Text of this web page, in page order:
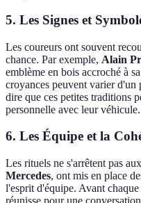
5. Les Signes et
Les coureurs ont souvent
chance. Par exemple, Alain
emblème en bois accroché à
croyances peuvent varier d'un
dire que ces petites traditions
personnelle avec leur véhicule.
6. Les Équipe et la
Les rituels ne s'arrêtent pas
Mercedes, ont mis en place
l'esprit d'équipe. Avant
réunisse pour une